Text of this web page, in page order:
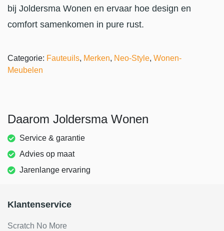
bij Joldersma Wonen en ervaar hoe design en
comfort samenkomen in pure rust.
Categorie: Fauteuils, Merken, Neo-Style, Wonen-
Meubelen
Daarom Joldersma Wonen
Service & garantie
Advies op maat
Jarenlange ervaring
Klantenservice
Scratch No More